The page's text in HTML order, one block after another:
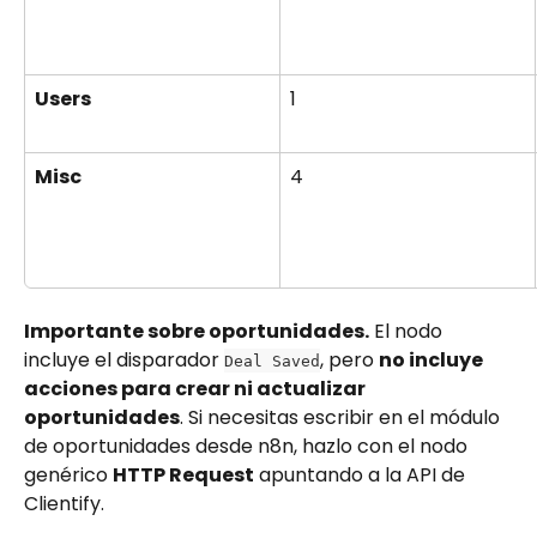
Users 1
Misc 4
Importante sobre oportunidades. El nodo
incluye el disparador Deal Saved, pero no incluye
acciones para crear ni actualizar
oportunidades. Si necesitas escribir en el módulo
de oportunidades desde n8n, hazlo con el nodo
genérico HTTP Request apuntando a la API de
Clientify.